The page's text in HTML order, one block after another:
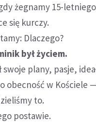
żegnamy 15-
się kurczy.
Dlaczego?
był życiem.
swoje plany, pasje,
obecność w Kościele
to.
postawie.